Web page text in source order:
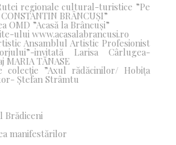
regionale cultural-turistice ”Pe
BRÂNCUȘI”
OMD ”Acasă la Brâncuși”
ului www.acasalabrancusi.ro
Ansamblul Artistic Profesionist
invitată Larisa Cârlugea-
MARIA TĂNASE
colecție ”Axul rădăcinilor/ Hobița
Ștefan Strâmtu
Brădiceni
manifestărilor